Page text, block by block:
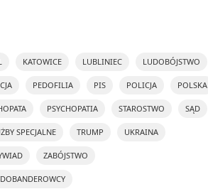
KATOWICE LUBLINIEC LUDOBÓJSTWO
PEDOFILIA PIS POLICJA POLSKA
PSYCHOPATIA STAROSTWO SĄD
SPECJALNE TRUMP UKRAINA
ZABÓJSTWO